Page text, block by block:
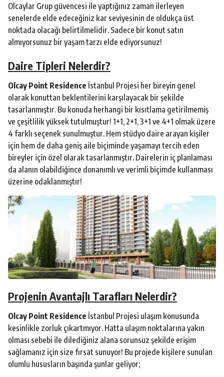
Olcaylar Grup güvencesi ile yaptığınız zaman ilerleyen
senelerde elde edeceğiniz kar seviyesinin de oldukça üst
noktada olacağı belirtilmelidir. Sadece bir konut satın
almıyorsunuz bir yaşam tarzı elde ediyorsunuz!
Daire Tipleri Nelerdir?
Olcay Point Residence İstanbul Projesi her bireyin genel
olarak konuttan beklentilerini karşılayacak bir şekilde
tasarlanmıştır. Bu konuda herhangi bir kısıtlama getirilmemiş
ve çeşitlilik yüksek tutulmuştur! 1+1, 2+1, 3+1 ve 4+1 olmak üzere
4 farklı seçenek sunulmuştur. Hem stüdyo daire arayan kişiler
için hem de daha geniş aile biçiminde yaşamayı tercih eden
bireyler için özel olarak tasarlanmıştır. Dairelerin iç planlaması
da alanın olabildiğince donanımlı ve verimli biçimde kullanması
üzerine odaklanmıştır!
Projenin Avantajlı Tarafları Nelerdir?
Olcay Point Residence İstanbul Projesi ulaşım konusunda
kesinlikle zorluk çıkartmıyor. Hatta ulaşım noktalarına yakın
olması sebebi ile dilediğiniz alana sorunsuz şekilde erişim
sağlamanız için size fırsat sunuyor! Bu projede kişilere sunulan
olumlu hususların başında şunlar geliyor;